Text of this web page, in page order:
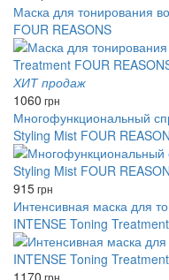
Маска для тонирования
FOUR REASONS
ХИТ продаж
1060 грн
Многофункциональный
Styling Mist FOUR
915грн
Интенсивная маска для
INTENSE Toning
1170 грн